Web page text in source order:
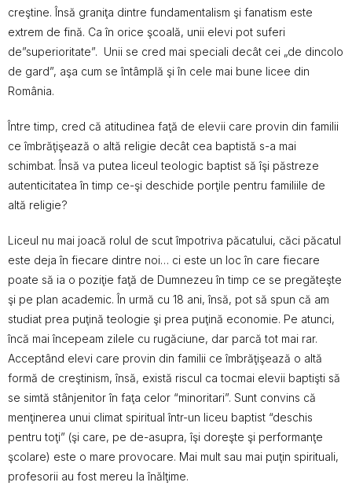
creştine. Însă graniţa dintre fundamentalism şi fanatism este
extrem de fină. Ca în orice şcoală, unii elevi pot suferi
de”superioritate”. Unii se cred mai speciali decât cei „de dincolo
de gard”, aşa cum se întâmplă şi în cele mai bune licee din
România.
Între timp, cred că atitudinea faţă de elevii care provin din familii
ce îmbrăţişează o altă religie decât cea baptistă s-a mai
schimbat. Însă va putea liceul teologic baptist să îşi păstreze
autenticitatea în timp ce-şi deschide porţile pentru familiile de
altă religie?
Liceul nu mai joacă rolul de scut împotriva păcatului, căci păcatul
este deja în fiecare dintre noi… ci este un loc în care fiecare
poate să ia o poziţie faţă de Dumnezeu în timp ce se pregăteşte
şi pe plan academic. În urmă cu 18 ani, însă, pot să spun că am
studiat prea puţină teologie şi prea puţină economie. Pe atunci,
încă mai începeam zilele cu rugăciune, dar parcă tot mai rar.
Acceptând elevi care provin din familii ce îmbrăţişează o altă
formă de creştinism, însă, există riscul ca tocmai elevii baptişti să
se simtă stânjenitor în faţa celor “minoritari”. Sunt convins că
menţinerea unui climat spiritual într-un liceu baptist “deschis
pentru toţi” (şi care, pe de-asupra, îşi doreşte şi performanţe
şcolare) este o mare provocare. Mai mult sau mai puţin spirituali,
profesorii au fost mereu la înălţime.